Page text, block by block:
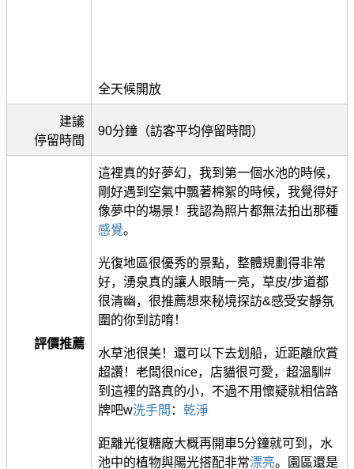
全天候開放
建議
停留時間
90分鐘（訪客平均停留時間）
評價推薦
這裡真的好夢幻，我到第一個水池的時候，
剛好遇到空氣中飄著棉絮的時候，我覺得好
像夢中的場景！我認為照片都無法拍出那種
感覺。
光復地區很優秀的景點，整體規劃得非常
好，湧泉真的讓人眼睛一亮，草皮/步道都
很清幽，很推薦想來秘境探訪&感受安靜氛
圍的你到訪唷！
水草池很美！還可以下去划船，近距離欣賞
超讚！老闆很nice，店貓很可愛，超溫馴#
到這裡的路真的小，不過不用懷疑就相信路
牌吧w洗手間 ： 乾淨
距離光復糖廠大概再開車5分鐘就可到，水
池中的植物與陽光搭配非常漂亮。園區還是